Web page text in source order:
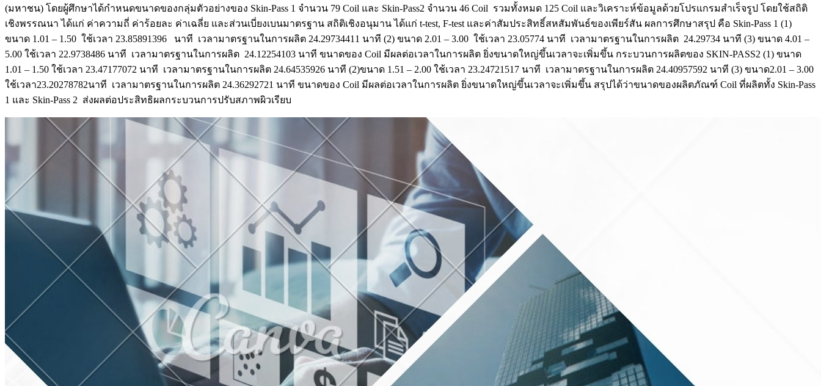
(มหาชน) โดยผู้ศึกษาได้กำหนดขนาดของกลุ่มตัวอย่างของ Skin-Pass 1 จำนวน 79 Coil และ Skin-Pass2 จำนวน 46 Coil รวมทั้งหมด 125 Coil และวิเคราะห์ข้อมูลด้วยโปรแกรมสำเร็จรูป โดยใช้สถิติ
เชิงพรรณนา ได้แก่ ค่าความถี่ ค่าร้อยละ ค่าเฉลี่ย และส่วนเบี่ยงเบนมาตรฐาน สถิติเชิงอนุมาน ได้แก่ t-test, F-test และค่าสัมประสิทธิ์สหสัมพันธ์ของเพียร์สัน ผลการศึกษาสรุป คือ Skin-Pass 1 (1)
ขนาด 1.01 – 1.50 ใช้เวลา 23.85891396 นาที เวลามาตรฐานในการผลิต 24.29734411 นาที (2) ขนาด 2.01 – 3.00 ใช้เวลา 23.05774 นาที เวลามาตรฐานในการผลิต 24.29734 นาที (3) ขนาด 4.01 –
5.00 ใช้เวลา 22.9738486 นาที เวลามาตรฐานในการผลิต 24.12254103 นาที ขนาดของ Coil มีผลต่อเวลาในการผลิต ยิ่งขนาดใหญ่ขึ้นเวลาจะเพิ่มขึ้น กระบวนการผลิตของ SKIN-PASS2 (1) ขนาด
1.01 – 1.50 ใช้เวลา 23.47177072 นาที เวลามาตรฐานในการผลิต 24.64535926 นาที (2)ขนาด 1.51 – 2.00 ใช้เวลา 23.24721517 นาที เวลามาตรฐานในการผลิต 24.40957592 นาที (3) ขนาด2.01 – 3.00
ใช้เวลา23.20278782นาที เวลามาตรฐานในการผลิต 24.36292721 นาที ขนาดของ Coil มีผลต่อเวลาในการผลิต ยิ่งขนาดใหญ่ขึ้นเวลาจะเพิ่มขึ้น สรุปได้ว่าขนาดของผลิตภัณฑ์ Coil ที่ผลิตทั้ง Skin-Pass
1 และ Skin-Pass 2 ส่งผลต่อประสิทธิผลกระบวนการปรับสภาพผิวเรียบ